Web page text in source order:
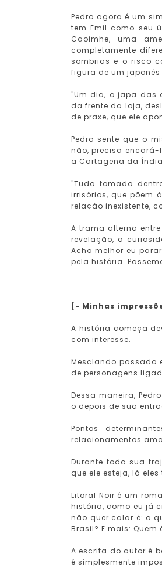
Pedro agora é um
tem Emil como seu
Caoimhe, uma
completamente
sombrias e o risco
figura de um
"Um dia, o japa das
da frente da loja,
de praxe, que ele
Pedro sente que o
não, precisa encará-
a Cartagena da
"Tudo tomado
irrisórios, que põem
relação inexistente,
A trama alterna
revelação, a
Acho melhor eu
pela história.
[- Minhas
A história começa
com interesse.
Mesclando passado
de personagens
Dessa maneira,
o depois de sua
Pontos
relacionamentos
Durante toda sua
que ele esteja, lá
Litoral Noir é um
história, como eu já
não quer calar é: o
Brasil? E mais:
A escrita do autor é
é simplesmente